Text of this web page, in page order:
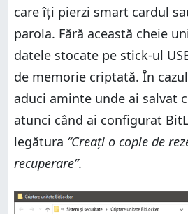
care îți pierzi smart cardul
parola. Fără această cheie
datele stocate pe stick-ul
de memorie criptată. În
aduci aminte unde ai salvat
atunci când ai configurat
legătura “Creați o copie de
recuperare”.